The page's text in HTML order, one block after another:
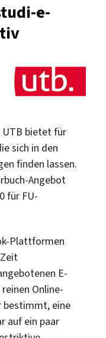
e-
UTB bietet für
sich in den
finden lassen.
Angebot
für FU-
Plattformen
E-
Online-
bestimmt, eine
auf ein paar